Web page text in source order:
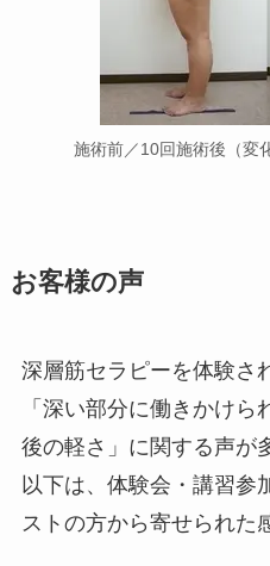
施術前／10回施術後（変
お客様の声
深層筋セラピーを体験さ
「深い部分に働きかけ
後の軽さ」に関する声が
以下は、体験会・講習参
ストの方から寄せられた